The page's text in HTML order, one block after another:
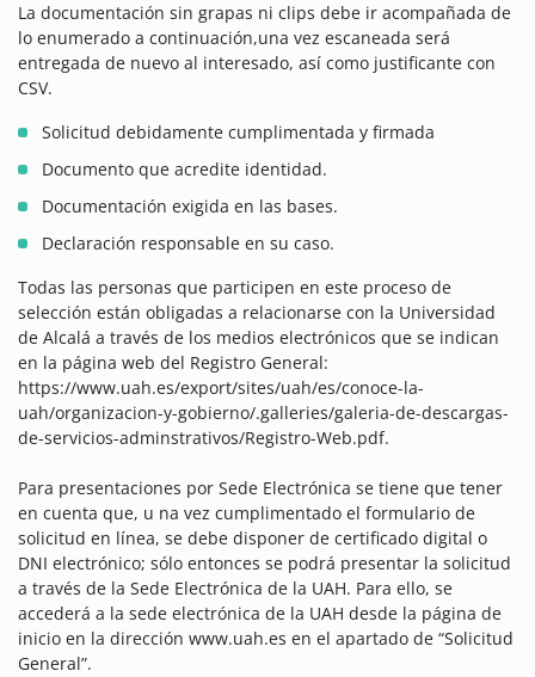
La documentación sin grapas ni clips debe ir acompañada de
lo enumerado a continuación,una vez escaneada será
entregada de nuevo al interesado, así como justificante con
CSV.
Solicitud debidamente cumplimentada y firmada
Documento que acredite identidad.
Documentación exigida en las bases.
Declaración responsable en su caso.
Todas las personas que participen en este proceso de
selección están obligadas a relacionarse con la Universidad
de Alcalá a través de los medios electrónicos que se indican
en la página web del Registro General:
https://www.uah.es/export/sites/uah/es/conoce-la-
uah/organizacion-y-gobierno/.galleries/galeria-de-descargas-
de-servicios-adminstrativos/Registro-Web.pdf.
Para presentaciones por Sede Electrónica se tiene que tener
en cuenta que, u na vez cumplimentado el formulario de
solicitud en línea, se debe disponer de certificado digital o
DNI electrónico; sólo entonces se podrá presentar la solicitud
a través de la Sede Electrónica de la UAH. Para ello, se
accederá a la sede electrónica de la UAH desde la página de
inicio en la dirección www.uah.es en el apartado de “Solicitud
General”.